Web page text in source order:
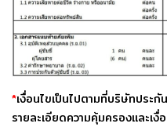
*เงื่อนไขเป็นไปตามที่บริษัทประกั
รายละเอียดความคุ้มครองและเ